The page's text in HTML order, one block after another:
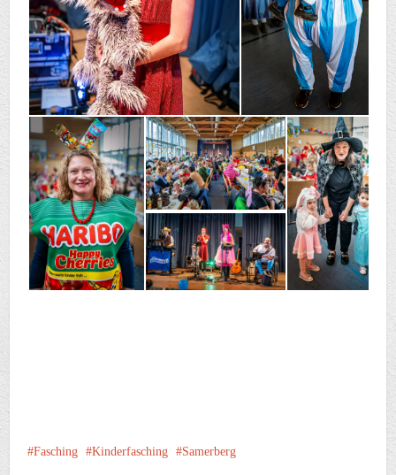
Fasching Kinderfasching Samerberg